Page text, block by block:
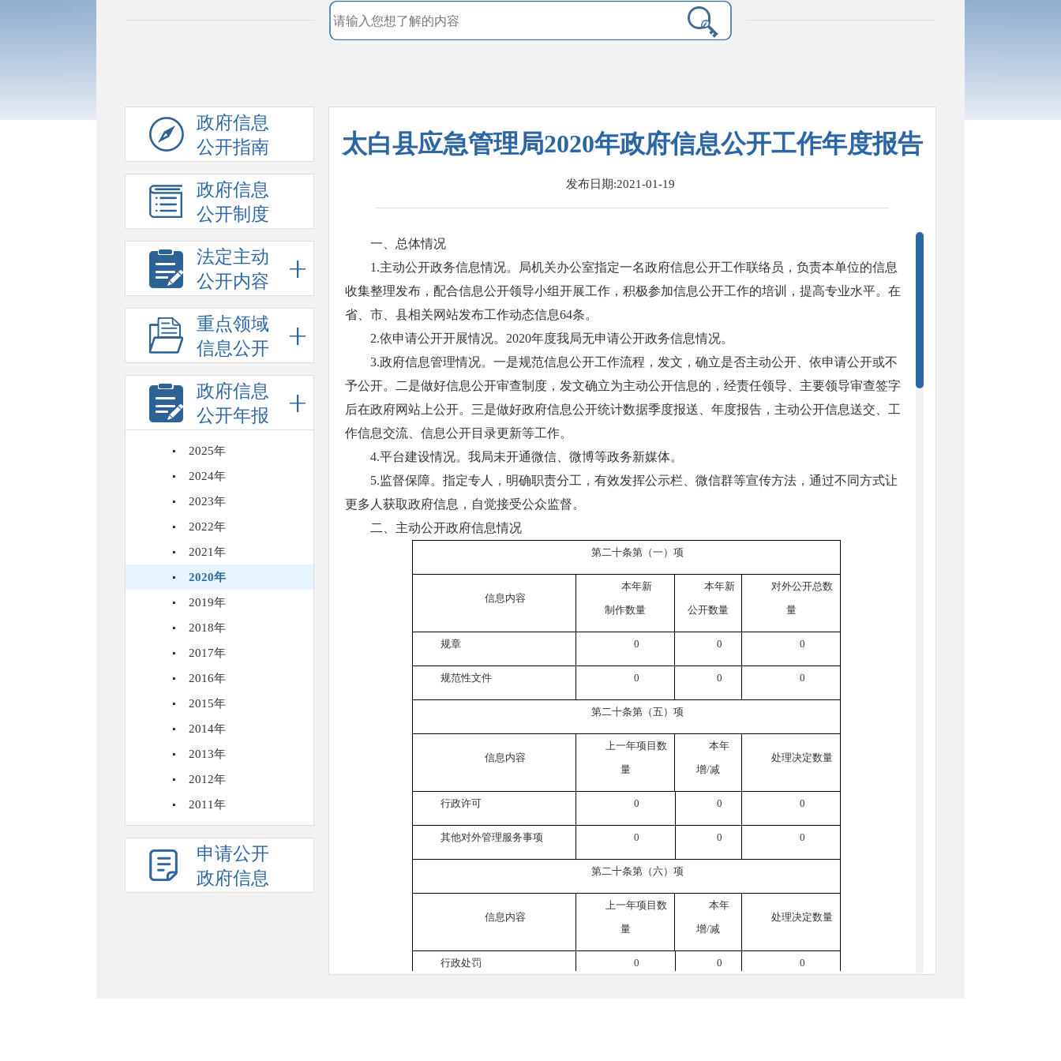
政府信息
公开指南
政府信息
公开制度
法定主动
公开内容
重点领域
信息公开
政府信息
公开年报
2025年
2024年
2023年
2022年
2021年
2020年
2019年
2018年
2017年
2016年
2015年
2014年
2013年
2012年
2011年
申请公开
政府信息
太白县应急管理局2020年政府信息公开工作年度报告
发布日期:2021-01-19
一、总体情况
1.主动公开政务信息情况。
局机关办公室指定一名政府信息公开工作联络员，负责本单位的信息
收集整理发布，配合信息公开领导小组开展工作，积极参加信息公开工作的培训，提高专业水平。在
省、市、县相关网站发布工作动态信息64条。
2.依申请公开开展情况。2020年度我局无申请公开政务信息情况。
3.政府信息管理情况。 一是规范信息公开工作流程，发文，确立是否主动公开、依申请公开或不
予公开。二是做好信息公开审查制度，发文确立为主动公开信息的，经责任领导、主要领导审查签字
后在政府网站上公开。三是做好政府信息公开统计数据季度报送、年度报告，主动公开信息送交、工
作信息交流、信息公开目录更新等工作。
4.平台建设情况。我局未开通微信、微博等政务新媒体。
5.监督保障。指定专人，明确职责分工，有效发挥公示栏、微信群等宣传方法，通过不同方式让
更多人获取政府信息，自觉接受公众监督。
二、主动公开政府信息情况
第二十条第（一）项
信息内容
本年新
制作数量
本年新
公开数量
对外公开总数
量
规章 0 0 0
规范性文件 0 0 0
第二十条第（五）项
信息内容
上一年项目数
量
本年
增/减
处理决定数量
行政许可 0 0 0
其他对外管理服务事项 0 0 0
第二十条第（六）项
信息内容
上一年项目数
量
本年
增/减
处理决定数量
行政处罚 0 0 0